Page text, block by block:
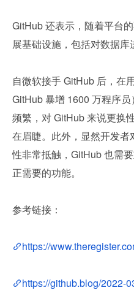
GitHub 还表示，随着平台
展基础设施，包括对数据库
自微软接手 GitHub 后，在
GitHub 暴增 1600 万程序
频繁，对 GitHub 来说更换
在眉睫。此外，显然开发者
性非常抵触，GitHub 也需
正需要的功能。
参考链接：
https://
https://github.blog/2022-